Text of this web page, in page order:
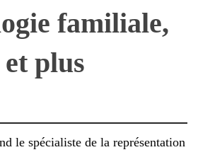
familiale,
plus
le spécialiste de la représentation